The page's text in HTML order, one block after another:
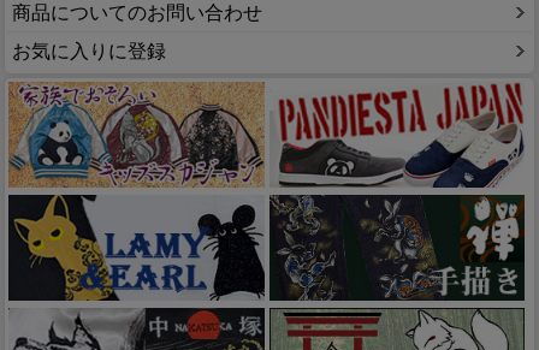
商品についてのお問い合わせ
お気に入りに登録